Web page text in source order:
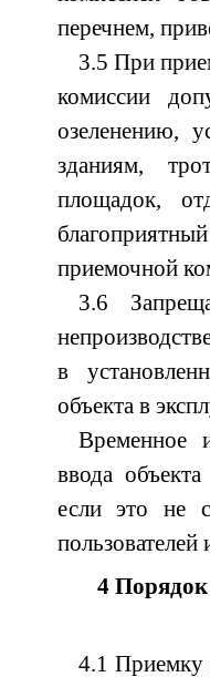
перечнем,
3.5 При
комиссии
озеленению,
зданиям,
площадок,
приемочной
3.6
в
объекта в
Временное
ввода
если это не
4
4.1 Приемку